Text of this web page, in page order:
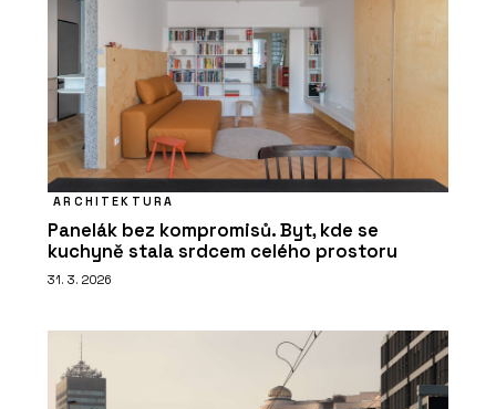
ARCHITEKTURA
Panelák bez kompromisů. Byt, kde se
kuchyně stala srdcem celého prostoru
31. 3. 2026